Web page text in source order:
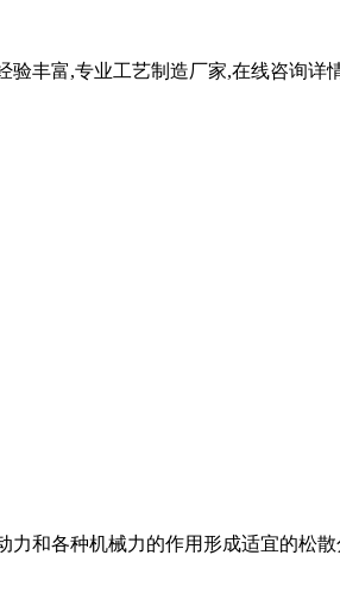
丰富,专业工艺制造厂家,在线咨询
和各种机械力的作用形成适宜的松